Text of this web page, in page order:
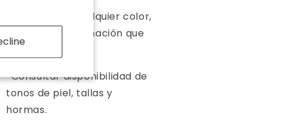
*Fabricamos cualquier color,
tamaño y combinación que
*Consultar disponibilidad de
tonos de piel, tallas y
hormas.